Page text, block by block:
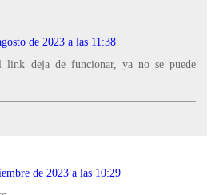
de 2023 a las 11:38
link deja de funcionar, ya no se puede
de 2023 a las 10:29